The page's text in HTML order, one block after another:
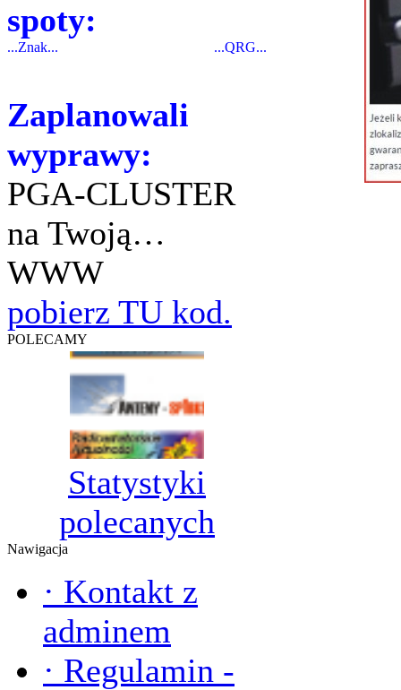
spoty:
...Znak... ...QRG...
Zaplanowali
wyprawy:
PGA-CLUSTER
na Twoją…
WWW
pobierz TU kod.
POLECAMY
Statystyki
polecanych
Nawigacja
· Kontakt z
adminem
· Regulamin -